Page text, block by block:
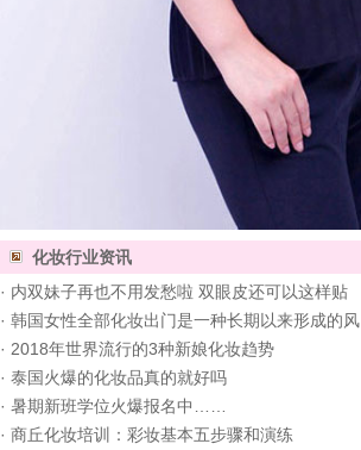
化妆行业资讯
· 内双妹子再也不用发愁啦 双眼皮还可以这样贴
· 韩国女性全部化妆出门是一种长期以来形成的风
· 2018年世界流行的3种新娘化妆趋势
· 泰国火爆的化妆品真的就好吗
· 暑期新班学位火爆报名中……
· 商丘化妆培训：彩妆基本五步骤和演练